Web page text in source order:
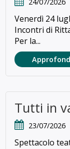
24/07/2026
Venerdì 24
Incontri di
Per la...
Tutti in
23/07/2026
Spettacolo